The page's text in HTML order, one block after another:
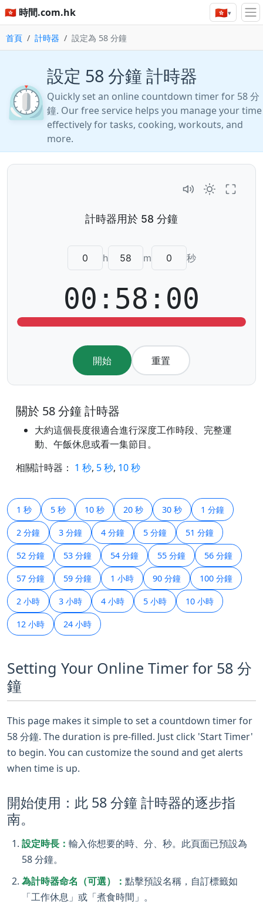
🇭🇰 時間.com.hk 🇭🇰▾
首頁 計時器 設定為 58 分鐘
⏲️
設定 58 分鐘 計時器
Quickly set an online countdown timer for 58 分
鐘. Our free service helps you manage your time
effectively for tasks, cooking, workouts, and
more.
h m 秒
00:58:00
開始 重置
關於 58 分鐘 計時器
大約這個長度很適合進行深度工作時段、完整運
動、午飯休息或看一集節目。
相關計時器： 1 秒, 5 秒, 10 秒
1 秒 5 秒 10 秒 20 秒 30 秒 1 分鐘
2 分鐘 3 分鐘 4 分鐘 5 分鐘 51 分鐘
52 分鐘 53 分鐘 54 分鐘 55 分鐘 56 分鐘
57 分鐘 59 分鐘 1 小時 90 分鐘 100 分鐘
2 小時 3 小時 4 小時 5 小時 10 小時
12 小時 24 小時
Setting Your Online Timer for 58 分
鐘
This page makes it simple to set a countdown timer for
58 分鐘. The duration is pre-filled. Just click 'Start Timer'
to begin. You can customize the sound and get alerts
when time is up.
開始使用：此 58 分鐘 計時器的逐步指
南。
設定時長： 輸入你想要的時、分、秒。此頁面已預設為
58 分鐘。
為計時器命名（可選）： 點擊預設名稱，自訂標籤如
「工作休息」或「煮食時間」。